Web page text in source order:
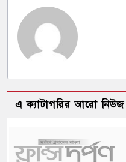
এ ক্যাটাগরির আরো নিউজ